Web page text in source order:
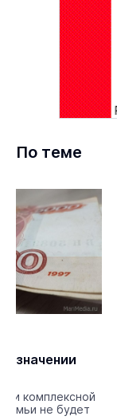
По теме
комплексной
не будет